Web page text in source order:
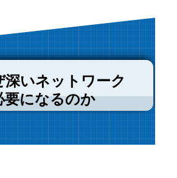
深いネットワーク
要になるのか